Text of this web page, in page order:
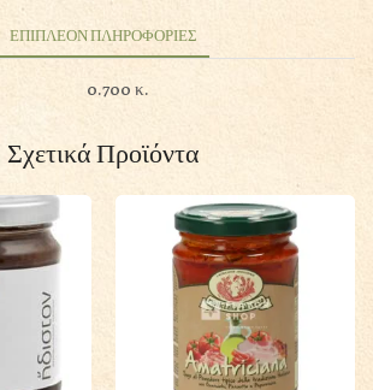
ΕΠΙΠΛΕΟΝ ΠΛΗΡΟΦΟΡΙΕΣ
0.700 κ.
Σχετικά Προϊόντα